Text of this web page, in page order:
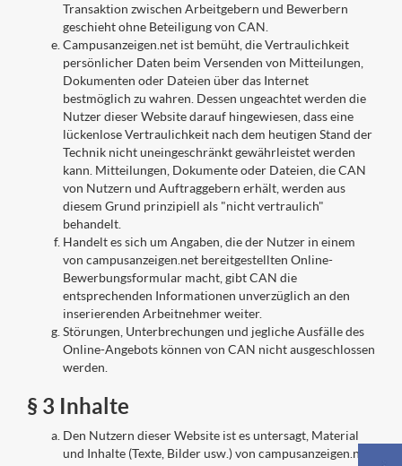
Transaktion zwischen Arbeitgebern und Bewerbern
geschieht ohne Beteiligung von CAN.
Campusanzeigen.net ist bemüht, die Vertraulichkeit
persönlicher Daten beim Versenden von Mitteilungen,
Dokumenten oder Dateien über das Internet
bestmöglich zu wahren. Dessen ungeachtet werden die
Nutzer dieser Website darauf hingewiesen, dass eine
lückenlose Vertraulichkeit nach dem heutigen Stand der
Technik nicht uneingeschränkt gewährleistet werden
kann. Mitteilungen, Dokumente oder Dateien, die CAN
von Nutzern und Auftraggebern erhält, werden aus
diesem Grund prinzipiell als "nicht vertraulich"
behandelt.
Handelt es sich um Angaben, die der Nutzer in einem
von campusanzeigen.net bereitgestellten Online-
Bewerbungsformular macht, gibt CAN die
entsprechenden Informationen unverzüglich an den
inserierenden Arbeitnehmer weiter.
Störungen, Unterbrechungen und jegliche Ausfälle des
Online-Angebots können von CAN nicht ausgeschlossen
werden.
§ 3 Inhalte
Den Nutzern dieser Website ist es untersagt, Material
und Inhalte (Texte, Bilder usw.) von campusanzeigen.net